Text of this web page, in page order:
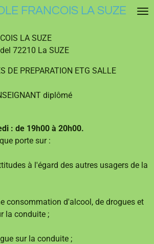
FRANCOIS LA SUZE
LA SUZE
72210 La SUZE
DE PREPARATION ETG SALLE
diplômé
: de 19h00 à 20h00.
porte sur :
à l'égard des autres usagers de la
consommation d'alcool, de drogues et
la conduite ;
sur la conduite ;